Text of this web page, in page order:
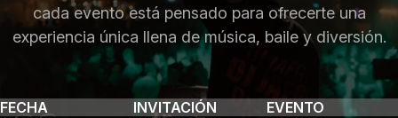
cada evento está pensado para ofrecerte una
experiencia única llena de música, baile y diversión.
FECHA INVITACIÓN EVENTO